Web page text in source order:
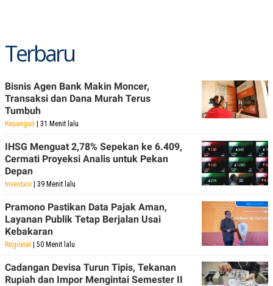
Terbaru
Bisnis Agen Bank Makin Moncer,
Transaksi dan Dana Murah Terus
Tumbuh
Keuangan | 31 Menit lalu
IHSG Menguat 2,78% Sepekan ke 6.409,
Cermati Proyeksi Analis untuk Pekan
Depan
Investasi | 39 Menit lalu
Pramono Pastikan Data Pajak Aman,
Layanan Publik Tetap Berjalan Usai
Kebakaran
Regional | 50 Menit lalu
Cadangan Devisa Turun Tipis, Tekanan
Rupiah dan Impor Mengintai Semester II